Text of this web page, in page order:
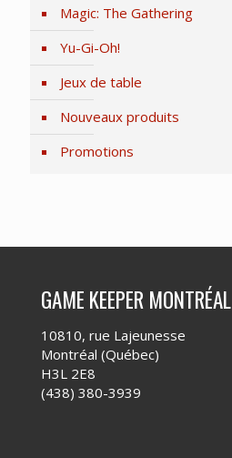
Magic: The Gathering
Yu-Gi-Oh!
Jeux de table
Nouveaux produits
Promotions
GAME KEEPER MONTRÉAL
10810, rue Lajeunesse
Montréal (Québec)
H3L 2E8
(438) 380-3939